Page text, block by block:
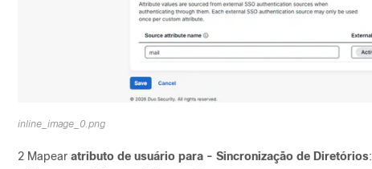
inline_image_0.png
2 Mapear atributo de usuário para - Sincronização de Diretórios: